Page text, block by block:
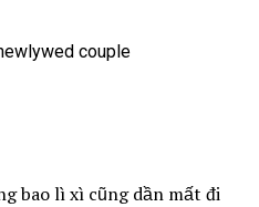
couple
bao lì xì cũng dần mất đi